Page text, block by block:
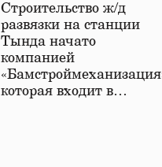
Строительство ж/д
развязки на станции
Тында начато
компанией
которая входит в…